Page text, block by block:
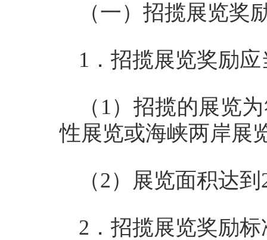
（一）招揽展览奖
1．招揽展览奖励
（1）招揽的展览
性展览或海峡两岸展
（2）展览面积达
2．招揽展览奖励标